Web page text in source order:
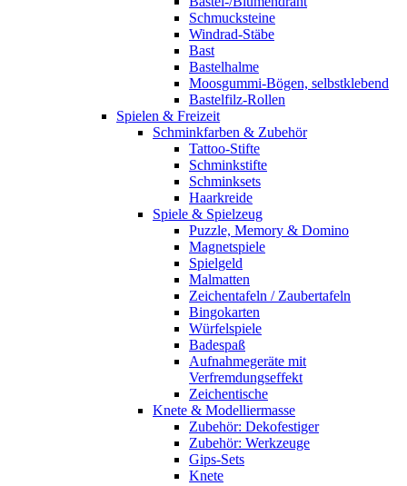
Schmucksteine
Windrad-Stäbe
Bast
Bastelhalme
Moosgummi-Bögen, selbstklebend
Bastelfilz-Rollen
Spielen & Freizeit
Schminkfarben & Zubehör
Tattoo-Stifte
Schminkstifte
Schminksets
Haarkreide
Spiele & Spielzeug
Puzzle, Memory & Domino
Magnetspiele
Spielgeld
Malmatten
Zeichentafeln / Zaubertafeln
Bingokarten
Würfelspiele
Badespaß
Aufnahmegeräte mit
Verfremdungseffekt
Zeichentische
Knete & Modelliermasse
Zubehör: Dekofestiger
Zubehör: Werkzeuge
Gips-Sets
Knete